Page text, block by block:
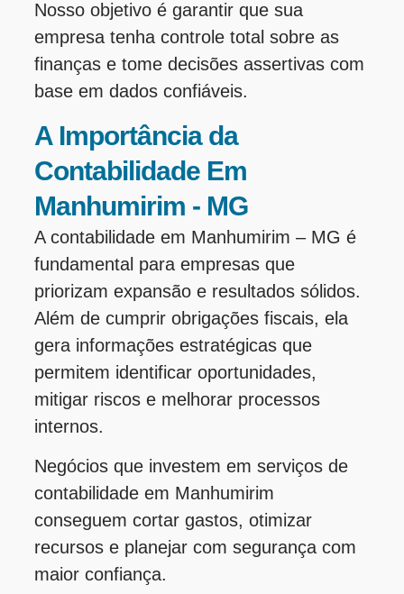
Nosso objetivo é garantir que sua
empresa tenha controle total sobre as
finanças e tome decisões assertivas com
base em dados confiáveis.
A Importância da
Contabilidade Em
Manhumirim - MG
A contabilidade em Manhumirim – MG é
fundamental para empresas que
priorizam expansão e resultados sólidos.
Além de cumprir obrigações fiscais, ela
gera informações estratégicas que
permitem identificar oportunidades,
mitigar riscos e melhorar processos
internos.
Negócios que investem em serviços de
contabilidade em Manhumirim
conseguem cortar gastos, otimizar
recursos e planejar com segurança com
maior confiança.